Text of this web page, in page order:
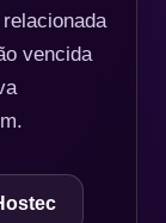
vencida